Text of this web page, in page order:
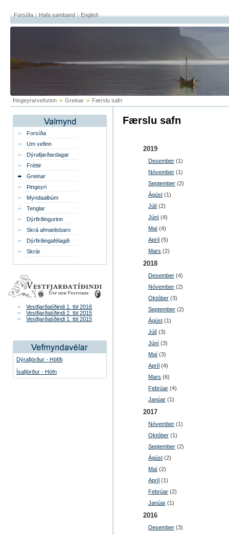
Forsíða Hafa samband English
Þingeyrarvefurinn > Greinar > Færslu safn
Forsíða
Um vefinn
Dýrafjarðardagar
Fréttir
Greinar
Þingeyri
Myndaalbúm
Tenglar
Dýrfirðingurinn
Skrá afmælisbarn
Dýrfirðingafélagið
Skrár
Vestfjarðatíðindi 1. tbl 2016
Vestfjarðatíðindi 2. tbl 2015
Vestfjarðatíðindi 1. tbl 2015
Dýrafjörður - Höfði
Ísafjörður - Höfn
Færslu safn
2019
Desember (1)
Nóvember (1)
September (2)
Ágúst (1)
Júlí (2)
Júní (4)
Maí (4)
Apríl (5)
Mars (2)
2018
Desember (4)
Nóvember (2)
Október (3)
September (2)
Ágúst (1)
Júlí (3)
Júní (3)
Maí (3)
Apríl (4)
Mars (6)
Febrúar (4)
Janúar (1)
2017
Nóvember (1)
Október (1)
September (2)
Ágúst (2)
Maí (2)
Apríl (1)
Febrúar (2)
Janúar (1)
2016
Desember (3)